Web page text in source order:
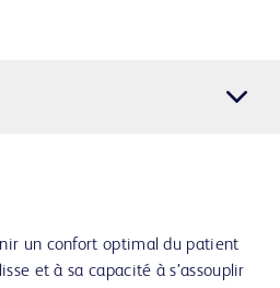
un confort optimal du patient
et à sa capacité à s’assouplir